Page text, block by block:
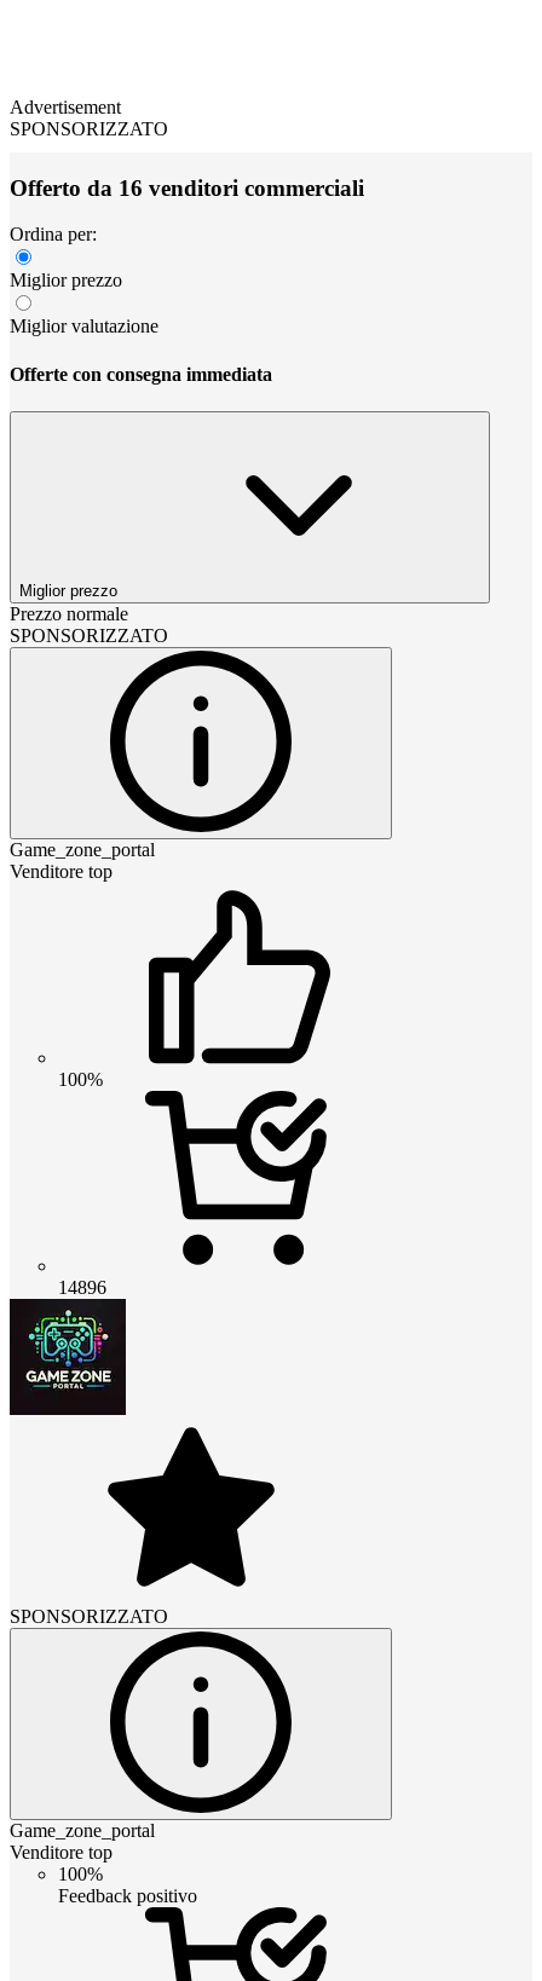
Advertisement
SPONSORIZZATO
Offerto da 16 venditori commerciali
Ordina per:
Miglior prezzo
Miglior valutazione
Offerte con consegna immediata
Miglior prezzo
Prezzo normale
SPONSORIZZATO
Game_zone_portal
Venditore top
100%
14896
SPONSORIZZATO
Game_zone_portal
Venditore top
100%
Feedback positivo